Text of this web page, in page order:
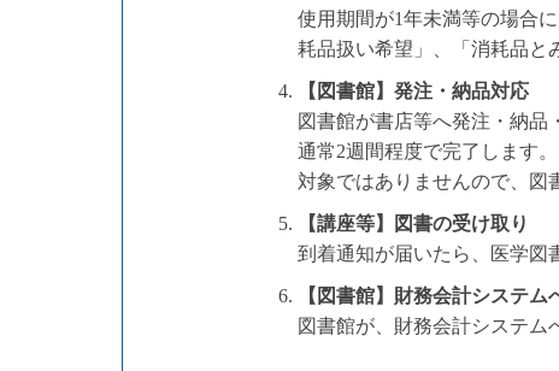
使用期間が1年未満等の場合
耗品扱い希望」、「消耗品と
【図書館】発注・納品対応
図書館が書店等へ発注・納品
通常2週間程度で完了します。
対象ではありませんので、図
【講座等】図書の受け取り
到着通知が届いたら、医学図
【図書館】財務会計システム
図書館が、財務会計システム